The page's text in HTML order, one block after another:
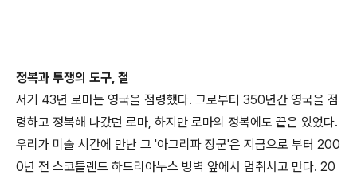
정복과 투쟁의 도구, 철
서기 43년 로마는 영국을 점령했다. 그로부터 350년간 영국을 점
령하고 정복해 나갔던 로마, 하지만 로마의 정복에도 끝은 있었다.
우리가 미술 시간에 만난 그 '아그리파 장군'은 지금으로 부터 200
0년 전 스코틀랜드 하드리아누스 빙벽 앞에서 멈춰서고 만다. 20